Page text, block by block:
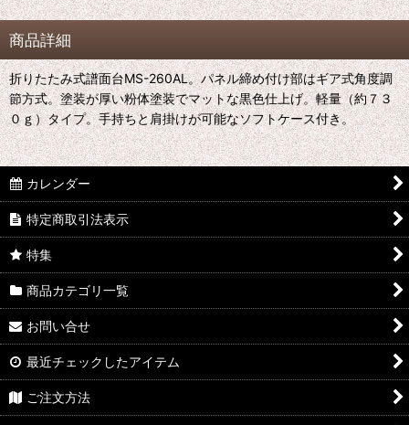
商品詳細
折りたたみ式譜面台MS-260AL。パネル締め付け部はギア式角度調
節方式。塗装が厚い粉体塗装でマットな黒色仕上げ。軽量（約７３
０ｇ）タイプ。手持ちと肩掛けが可能なソフトケース付き。
カレンダー
特定商取引法表示
特集
商品カテゴリ一覧
お問い合せ
最近チェックしたアイテム
ご注文方法